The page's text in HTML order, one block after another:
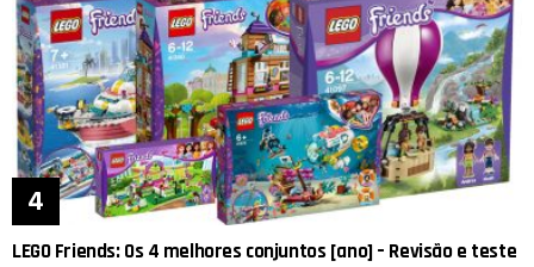
LEGO Friends: Os 4 melhores conjuntos [ano] – Revisão e teste